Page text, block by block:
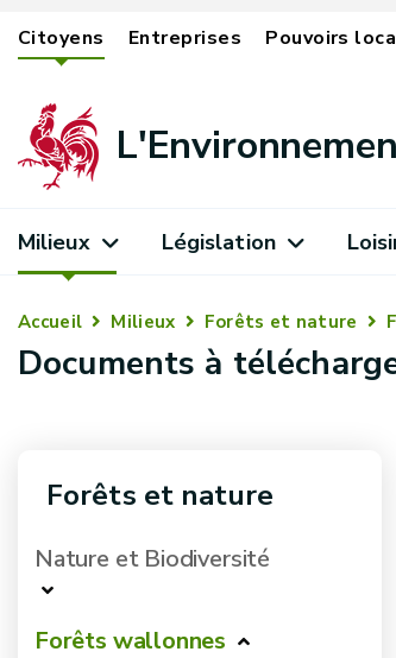
Citoyens Entreprises Pouvoirs
Milieux Législation
Accueil Milieux Forêts et nature
Documents à
Forêts et nature
Nature et Biodiversité
Forêts wallonnes